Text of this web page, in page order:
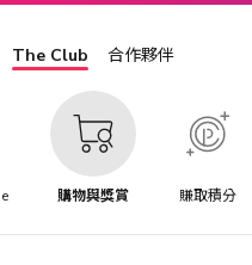
The Club 合作夥伴
購物與獎賞 賺取積分